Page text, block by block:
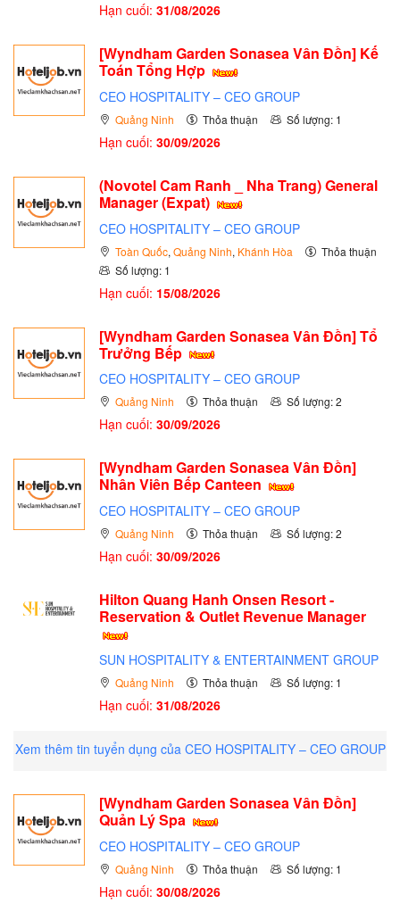
Hạn cuối: 31/08/2026
[Wyndham Garden Sonasea Vân Đồn] Kế
Toán Tổng Hợp
CEO HOSPITALITY – CEO GROUP
Quảng Ninh Thỏa thuận Số lượng: 1
Hạn cuối: 30/09/2026
(Novotel Cam Ranh _ Nha Trang) General
Manager (Expat)
CEO HOSPITALITY – CEO GROUP
Toàn Quốc, Quảng Ninh, Khánh Hòa
Thỏa thuận
Số lượng: 1
Hạn cuối: 15/08/2026
[Wyndham Garden Sonasea Vân Đồn] Tổ
Trưởng Bếp
CEO HOSPITALITY – CEO GROUP
Quảng Ninh Thỏa thuận Số lượng: 2
Hạn cuối: 30/09/2026
[Wyndham Garden Sonasea Vân Đồn]
Nhân Viên Bếp Canteen
CEO HOSPITALITY – CEO GROUP
Quảng Ninh Thỏa thuận Số lượng: 2
Hạn cuối: 30/09/2026
Hilton Quang Hanh Onsen Resort -
Reservation & Outlet Revenue Manager
SUN HOSPITALITY & ENTERTAINMENT GROUP
Quảng Ninh Thỏa thuận Số lượng: 1
Hạn cuối: 31/08/2026
Xem thêm tin tuyển dụng của CEO HOSPITALITY – CEO GROUP
[Wyndham Garden Sonasea Vân Đồn]
Quản Lý Spa
CEO HOSPITALITY – CEO GROUP
Quảng Ninh Thỏa thuận Số lượng: 1
Hạn cuối: 30/08/2026